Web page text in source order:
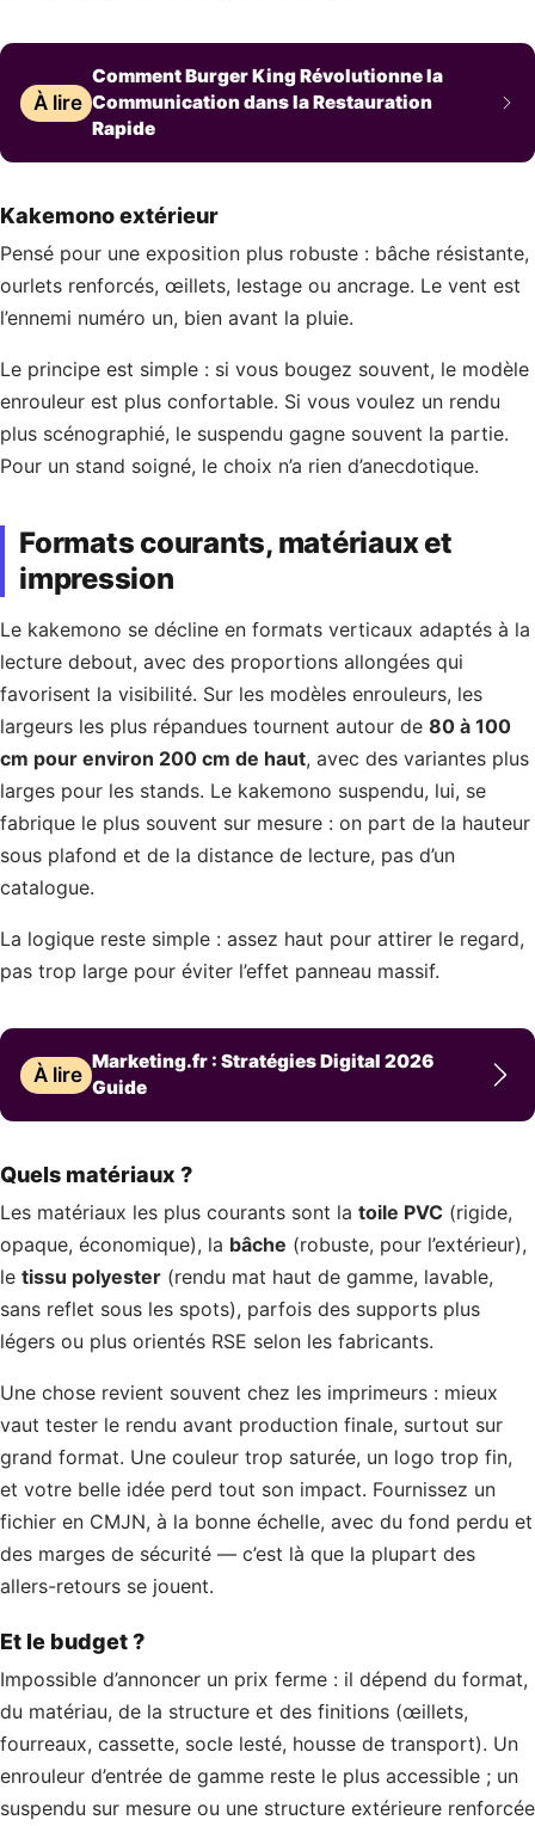
À lire
Comment Burger King Révolutionne la
Communication dans la Restauration
Rapide
Kakemono extérieur
Pensé pour une exposition plus robuste : bâche résistante,
ourlets renforcés, œillets, lestage ou ancrage. Le vent est
l’ennemi numéro un, bien avant la pluie.
Le principe est simple : si vous bougez souvent, le modèle
enrouleur est plus confortable. Si vous voulez un rendu
plus scénographié, le suspendu gagne souvent la partie.
Pour un stand soigné, le choix n’a rien d’anecdotique.
Formats courants, matériaux et
impression
Le kakemono se décline en formats verticaux adaptés à la
lecture debout, avec des proportions allongées qui
favorisent la visibilité. Sur les modèles enrouleurs, les
largeurs les plus répandues tournent autour de 80 à 100
cm pour environ 200 cm de haut, avec des variantes plus
larges pour les stands. Le kakemono suspendu, lui, se
fabrique le plus souvent sur mesure : on part de la hauteur
sous plafond et de la distance de lecture, pas d’un
catalogue.
La logique reste simple : assez haut pour attirer le regard,
pas trop large pour éviter l’effet panneau massif.
À lire
Marketing.fr : Stratégies Digital 2026
Guide
Quels matériaux ?
Les matériaux les plus courants sont la toile PVC (rigide,
opaque, économique), la bâche (robuste, pour l’extérieur),
le tissu polyester (rendu mat haut de gamme, lavable,
sans reflet sous les spots), parfois des supports plus
légers ou plus orientés RSE selon les fabricants.
Une chose revient souvent chez les imprimeurs : mieux
vaut tester le rendu avant production finale, surtout sur
grand format. Une couleur trop saturée, un logo trop fin,
et votre belle idée perd tout son impact. Fournissez un
fichier en CMJN, à la bonne échelle, avec du fond perdu et
des marges de sécurité — c’est là que la plupart des
allers-retours se jouent.
Et le budget ?
Impossible d’annoncer un prix ferme : il dépend du format,
du matériau, de la structure et des finitions (œillets,
fourreaux, cassette, socle lesté, housse de transport). Un
enrouleur d’entrée de gamme reste le plus accessible ; un
suspendu sur mesure ou une structure extérieure renforcée